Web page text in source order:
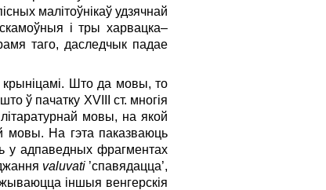
малітоўнікаў удзячнай
і тры харвацка–
таго, даследчык падае
крыніцамі. Што да мовы, то
ў пачатку XVIII ст. многія
мовы, на якой
мовы. На гэта паказваюць
у адпаведных фрагментах
valuvati’спавядацца’,
іншыя венгерскія